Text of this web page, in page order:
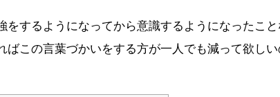
するようになってから意識するようになったこ
この言葉づかいをする方が一人でも減って欲し